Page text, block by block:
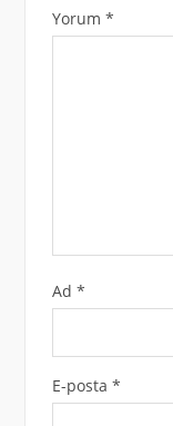
Yorum *
Ad *
E-posta *